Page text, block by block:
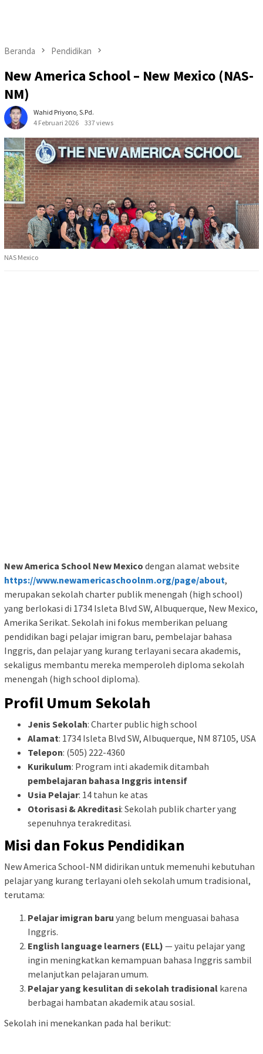
Beranda Pendidikan
New America School – New Mexico (NAS-
NM)
Wahid Priyono, S.Pd.
4 Februari 2026
337 views
NAS Mexico
New America School New Mexico dengan alamat website
https://www.newamericaschoolnm.org/page/about,
merupakan sekolah charter publik menengah (high school)
yang berlokasi di 1734 Isleta Blvd SW, Albuquerque, New Mexico,
Amerika Serikat. Sekolah ini fokus memberikan peluang
pendidikan bagi pelajar imigran baru, pembelajar bahasa
Inggris, dan pelajar yang kurang terlayani secara akademis,
sekaligus membantu mereka memperoleh diploma sekolah
menengah (high school diploma).
Profil Umum Sekolah
Jenis Sekolah: Charter public high school
Alamat: 1734 Isleta Blvd SW, Albuquerque, NM 87105, USA
Telepon: (505) 222-4360
Kurikulum: Program inti akademik ditambah
pembelajaran bahasa Inggris intensif
Usia Pelajar: 14 tahun ke atas
Otorisasi & Akreditasi: Sekolah publik charter yang
sepenuhnya terakreditasi.
Misi dan Fokus Pendidikan
New America School-NM didirikan untuk memenuhi kebutuhan
pelajar yang kurang terlayani oleh sekolah umum tradisional,
terutama:
Pelajar imigran baru yang belum menguasai bahasa
Inggris.
English language learners (ELL) — yaitu pelajar yang
ingin meningkatkan kemampuan bahasa Inggris sambil
melanjutkan pelajaran umum.
Pelajar yang kesulitan di sekolah tradisional karena
berbagai hambatan akademik atau sosial.
Sekolah ini menekankan pada hal berikut: